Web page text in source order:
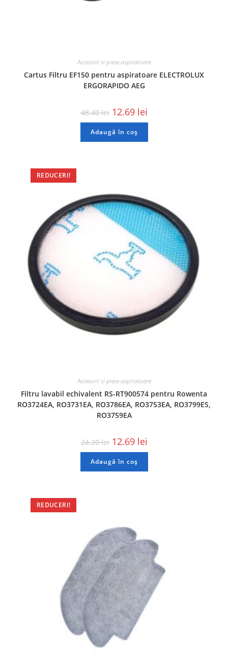
Accesorii si piese aspiratoare
Cartus Filtru EF150 pentru aspiratoare ELECTROLUX
ERGORAPIDO AEG
48.40lei 12.69 lei
Adaugă în coș
REDUCERI!
Accesorii si piese aspiratoare
Filtru lavabil echivalent RS-RT900574 pentru Rowenta
RO3724EA, RO3731EA, RO3786EA, RO3753EA, RO3799ES,
RO3759EA
24.20lei 12.69 lei
Adaugă în coș
REDUCERI!